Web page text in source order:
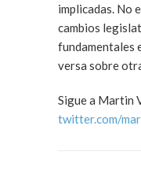
implicadas. No
cambios
fundamentales
versa sobre
Sigue a Martin
twitter.com/